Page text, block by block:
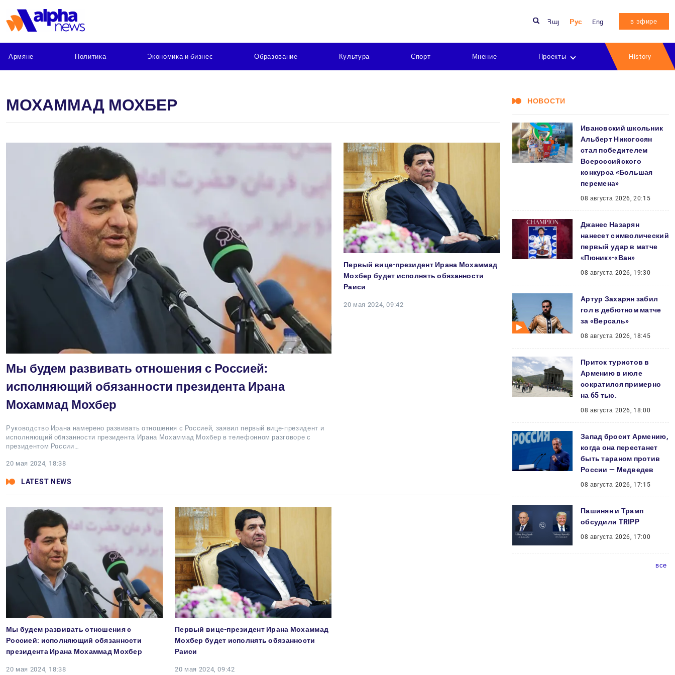
Հայ Рус Eng в эфире
Армяне Политика Экономика и бизнес Образование Культура Спорт Мнение Проекты History
МОХАММАД МОХБЕР
Мы будем развивать отношения с Россией:
исполняющий обязанности президента Ирана
Мохаммад Мохбер
Руководство Ирана намерено развивать отношения с Россией, заявил первый вице-президент и
исполняющий обязанности президента Ирана Мохаммад Мохбер в телефонном разговоре с
президентом России…
20 мая 2024, 18:38
Первый вице-президент Ирана Мохаммад
Мохбер будет исполнять обязанности
Раиси
20 мая 2024, 09:42
LATEST NEWS
Мы будем развивать отношения с
Россией: исполняющий обязанности
президента Ирана Мохаммад Мохбер
20 мая 2024, 18:38
Первый вице-президент Ирана Мохаммад
Мохбер будет исполнять обязанности
Раиси
20 мая 2024, 09:42
НОВОСТИ
Ивановский школьник
Альберт Никогосян
стал победителем
Всероссийского
конкурса «Большая
перемена»
08 августа 2026, 20:15
Джанес Назарян
нанесет символический
первый удар в матче
«Пюник»-«Ван»
08 августа 2026, 19:30
Артур Захарян забил
гол в дебютном матче
за «Версаль»
08 августа 2026, 18:45
Приток туристов в
Армению в июле
сократился примерно
на 65 тыс.
08 августа 2026, 18:00
Запад бросит Армению,
когда она перестанет
быть тараном против
России — Медведев
08 августа 2026, 17:15
Пашинян и Трамп
обсудили TRIPP
08 августа 2026, 17:00
все